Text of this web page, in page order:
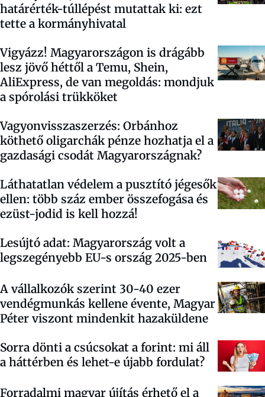
határérték-túllépést mutattak ki: ezt
tette a kormányhivatal
Vigyázz! Magyarországon is drágább
lesz jövő héttől a Temu, Shein,
AliExpress, de van megoldás: mondjuk
a spórolási trükköket
Vagyonvisszaszerzés: Orbánhoz
köthető oligarchák pénze hozhatja el a
gazdasági csodát Magyarországnak?
Láthatatlan védelem a pusztító jégesők
ellen: több száz ember összefogása és
ezüst-jodid is kell hozzá!
Lesújtó adat: Magyarország volt a
legszegényebb EU-s ország 2025-ben
A vállalkozók szerint 30-40 ezer
vendégmunkás kellene évente, Magyar
Péter viszont mindenkit hazaküldene
Sorra dönti a csúcsokat a forint: mi áll
a háttérben és lehet-e újabb fordulat?
Forradalmi magyar újítás érhető el a